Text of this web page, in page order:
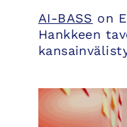
AI-BASS on
Hankkeen